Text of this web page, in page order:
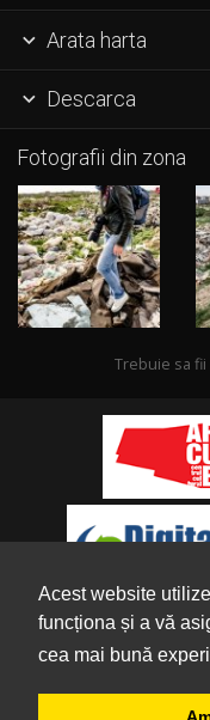
Acest website
funcționa și a vă
cea mai bună
 Arata harta
 Descarca
Fotografii din zona
Trebuie sa
Despre